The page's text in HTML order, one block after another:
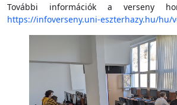
További információk a verseny
https://infoverseny.uni-eszterhazy.hu/hu/